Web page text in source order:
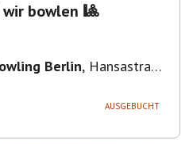
bowlen 🎱
Berlin, Hansastraße
AUSGEBUCHT